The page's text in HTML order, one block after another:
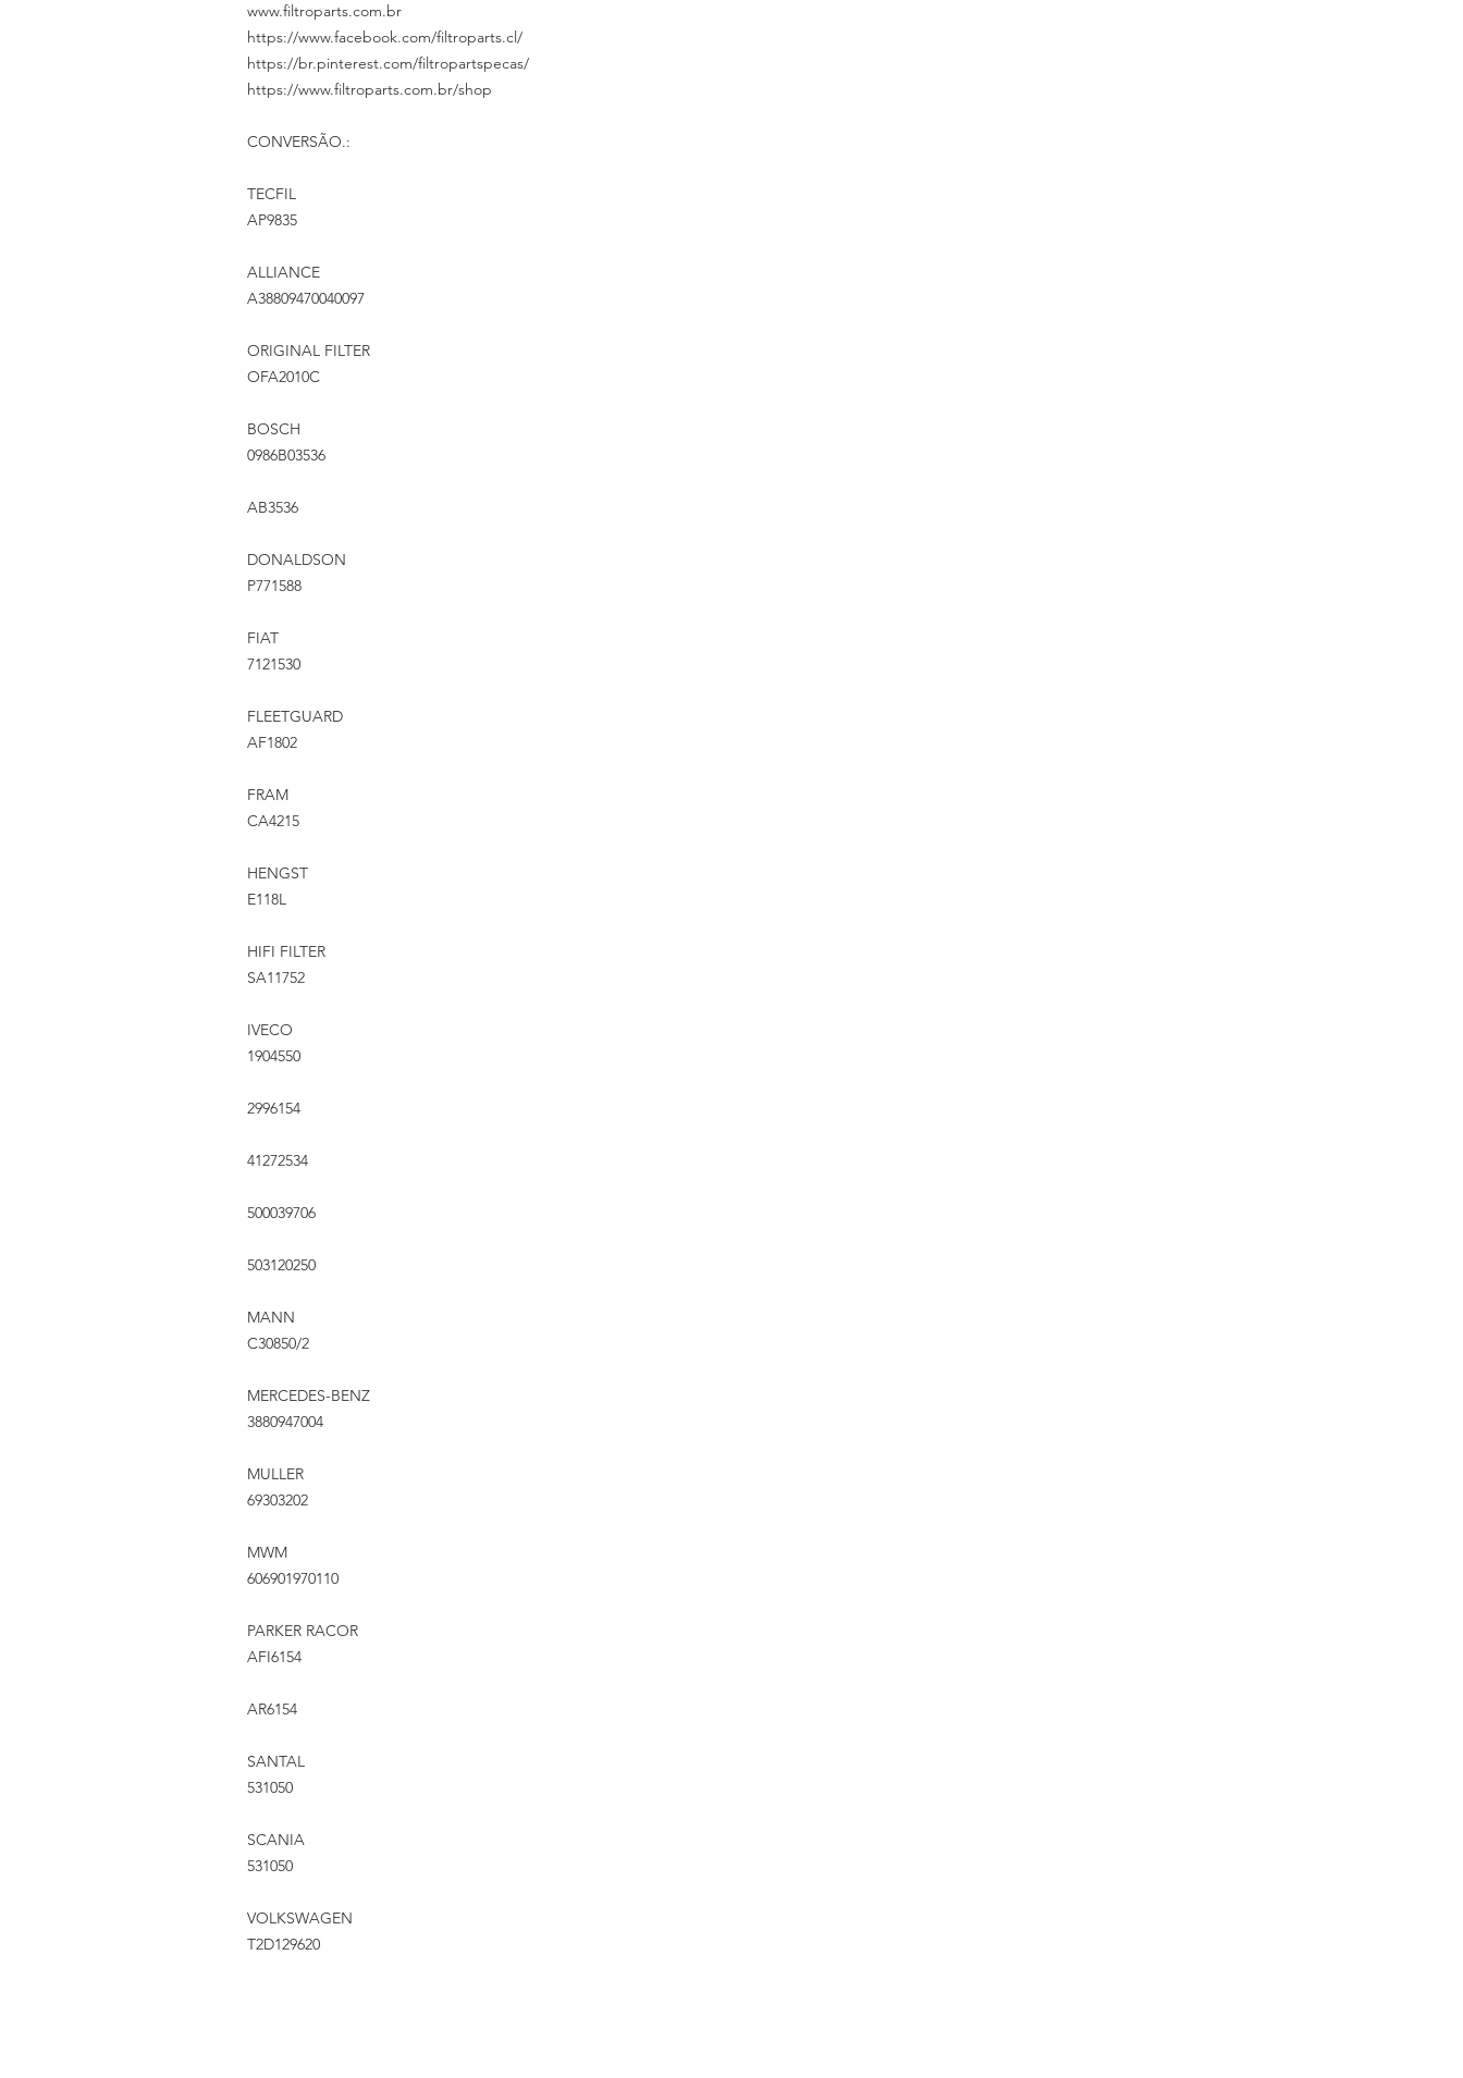
www.filtroparts.com.br
https://www.facebook.com/filtroparts.cl/
https://br.pinterest.com/filtropartspecas/
https://www.filtroparts.com.br/shop
CONVERSÃO.:
TECFIL
AP9835
ALLIANCE
A38809470040097
ORIGINAL FILTER
OFA2010C
BOSCH
0986B03536
AB3536
DONALDSON
P771588
FIAT
7121530
FLEETGUARD
AF1802
FRAM
CA4215
HENGST
E118L
HIFI FILTER
SA11752
IVECO
1904550
2996154
41272534
500039706
503120250
MANN
C30850/2
MERCEDES-BENZ
3880947004
MULLER
69303202
MWM
606901970110
PARKER RACOR
AFI6154
AR6154
SANTAL
531050
SCANIA
531050
VOLKSWAGEN
T2D129620